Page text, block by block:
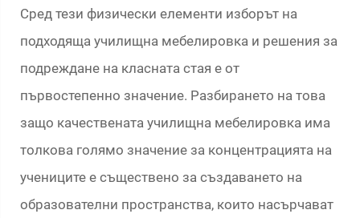
Сред тези физически елементи изборът на
подходяща училищна мебелировка и решения за
подреждане на класната стая е от
първостепенно значение. Разбирането на това
защо качествената училищна мебелировка има
толкова голямо значение за концентрацията на
учениците е съществено за създаването на
образователни пространства, които насърчават